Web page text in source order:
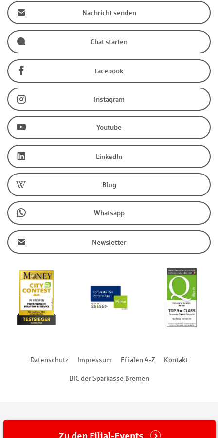
Zu den Filial-Events
Nachricht senden
Chat starten
facebook
Instagram
Youtube
LinkedIn
Blog
Whatsapp
Newsletter
Datenschutz Impressum Filialen A-Z Kontakt
BIC der Sparkasse Bremen